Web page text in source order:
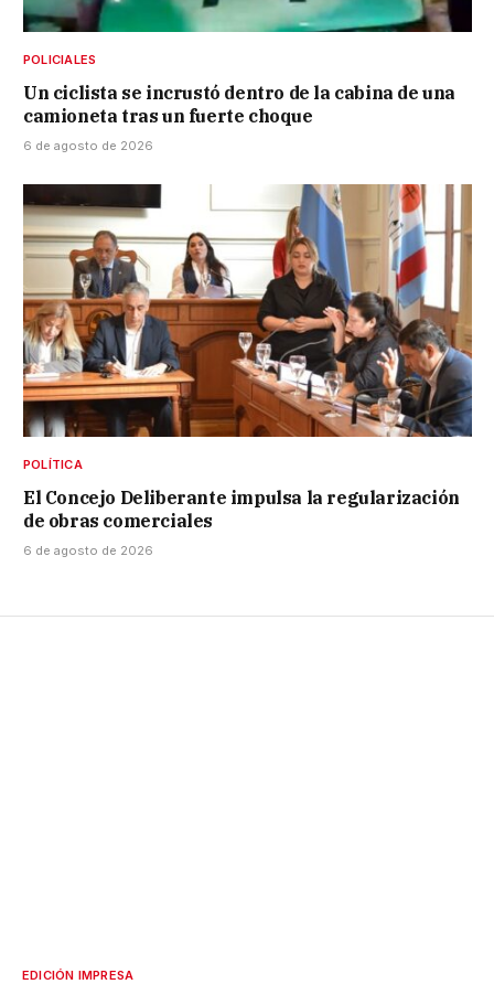
POLICIALES
Un ciclista se incrustó dentro de la cabina de una
camioneta tras un fuerte choque
6 de agosto de 2026
POLÍTICA
El Concejo Deliberante impulsa la regularización
de obras comerciales
6 de agosto de 2026
EDICIÓN IMPRESA